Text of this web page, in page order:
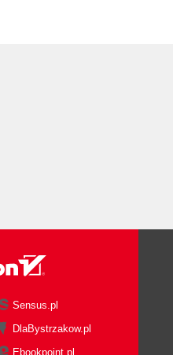
Sensus.pl
DlaBystrzakow.pl
Ebookpoint.pl